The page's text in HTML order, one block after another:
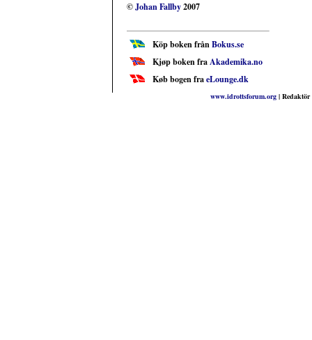
©Johan Fallby2007
Köp boken frånBokus.se
Kjøp boken fraAkademika.no
Køb bogen fraeLounge.dk
www.idrottsforum.org| Redaktör